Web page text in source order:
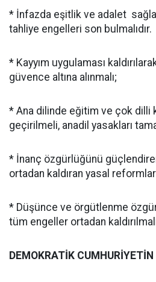
* İnfazda eşitlik ve adalet
tahliye engelleri son bulmalıdır.
* Kayyım uygulaması
güvence altına alınmalı;
* Ana dilinde eğitim ve çok dilli
geçirilmeli, anadil yasakları
* İnanç özgürlüğünü güçlendiren
ortadan kaldıran yasal
* Düşünce ve örgütlenme
tüm engeller ortadan
DEMOKRATİK